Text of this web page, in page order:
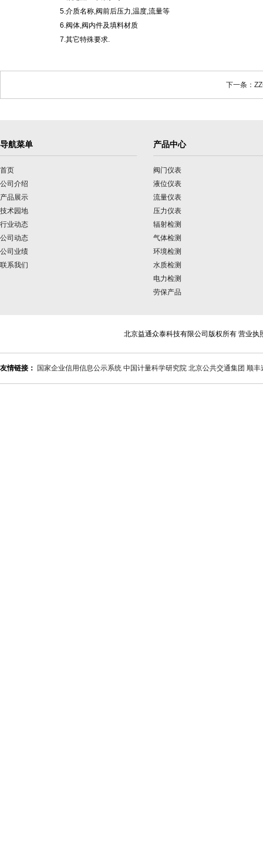
5.介质名称,阀前后压力,温度,流量等
6.阀体,阀内件及填料材质
7.其它特殊要求.
下一条：
导航菜单
首页
公司介绍
产品展示
技术园地
行业动态
公司动态
公司业绩
联系我们
产品中心
阀门仪表
液位仪表
流量仪表
压力仪表
辐射检测
气体检测
环境检测
水质检测
电力检测
劳保产品
北京益通众泰科技有限公司版权所有 营业执
友情链接： 国家企业信用信息公示系统 中国计量科学研究院 北京公共交通集团 顺丰